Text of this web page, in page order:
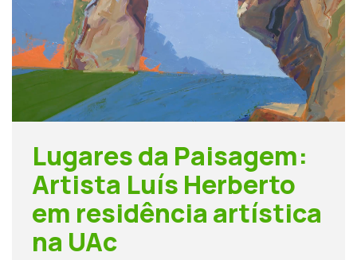
Lugares da Paisagem:
Artista Luís Herberto
em residência artística
na UAc